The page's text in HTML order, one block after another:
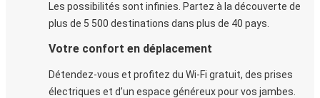
Les possibilités sont infinies. Partez à la découverte de
plus de 5 500 destinations dans plus de 40 pays.
Votre confort en déplacement
Détendez-vous et profitez du Wi-Fi gratuit, des prises
électriques et d’un espace généreux pour vos jambes.